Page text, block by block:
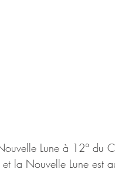
Lune à 12° du
la Nouvelle Lune est